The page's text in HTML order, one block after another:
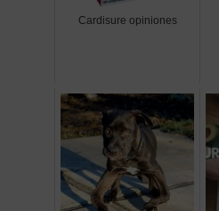
Cardisure opiniones